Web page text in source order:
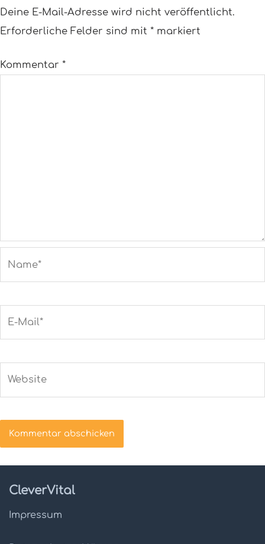
Deine E-Mail-Adresse wird nicht veröffentlicht.
Erforderliche Felder sind mit * markiert
Kommentar *
CleverVital
Impressum